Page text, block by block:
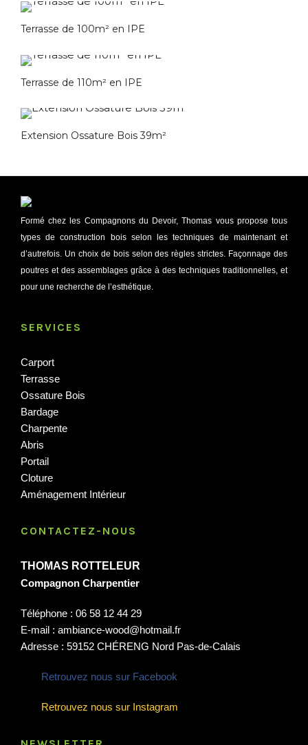
Terrasse de 100m² en IPE
Terrasse de 110m² en IPE
Extension Ossature Bois 39m²
Formé chez les Compagnons du Devoir, Thomas vous propose tous
types de construction bois selon les techniques de maintenant et
d’autrefois. Un choix de bois selon des règles strictes. Façonnage des
poutres et des assemblages grâce à des techniques traditionnelles, et
pour une recherche de l’esthétique.
SERVICES
Carport
Terrasse
Ossature Bois
Bardage
Charpente
Abris
Portail
Cloture
Aménagement Intérieur
CONTACTEZ-NOUS
THOMAS ROTTELEUR
Compagnon Charpentier
Téléphone : 06 58 12 44 29
E-mail : ambiance-wood@hotmail.fr
Adresse : 59152 CHÉRENG Nord Pas-de-Calais
Retrouvez nous sur Facebook
Retrouvez nous sur Instagram